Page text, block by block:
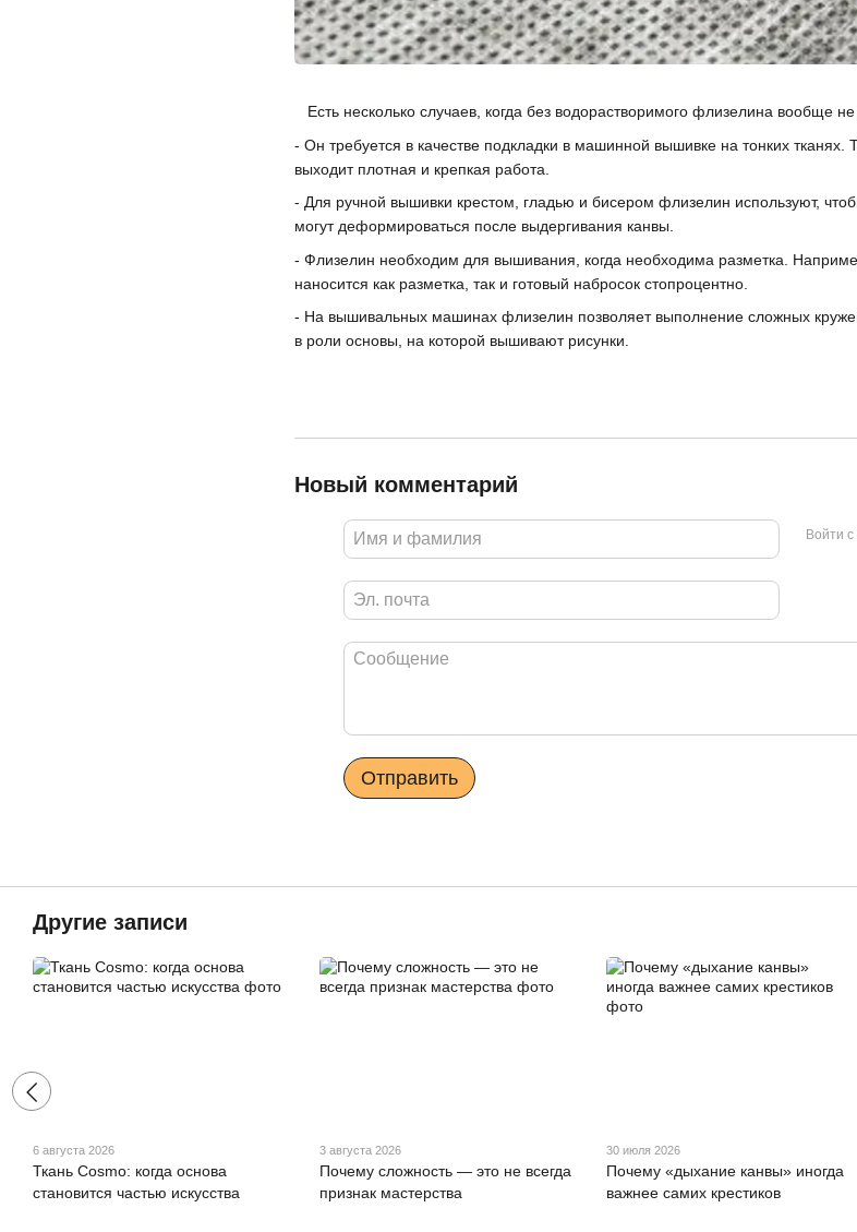
Есть несколько случаев, когда без водорастворимого флизелина вообще не
- Он требуется в качестве подкладки в машинной вышивке на тонких
выходит плотная и крепкая работа.
- Для ручной вышивки крестом, гладью и бисером флизелин используют,
могут деформироваться после выдергивания канвы.
- Флизелин необходим для вышивания, когда необходима разметка.
наносится как разметка, так и готовый набросок стопроцентно.
- На вышивальных машинах флизелин позволяет выполнение сложных
в роли основы, на которой вышивают рисунки.
Новый комментарий
Войти
Отправить
Другие записи
6 августа 2026
Ткань Cosmo: когда основа
становится частью искусства
3 августа 2026
Почему сложность — это не всегда
признак мастерства
30 июля 2026
Почему «дыхание канвы» иногда
важнее самих крестиков